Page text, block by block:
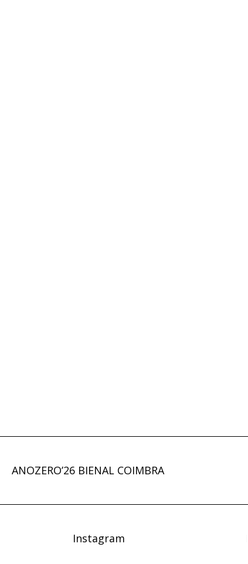
ANOZERO’26 BIENAL COIMBRA
Instagram